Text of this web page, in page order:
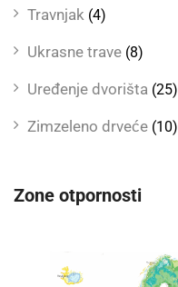
Travnjak (4)
Ukrasne trave (8)
Uređenje dvorišta (25)
Zimzeleno drveće (10)
Zone otpornosti